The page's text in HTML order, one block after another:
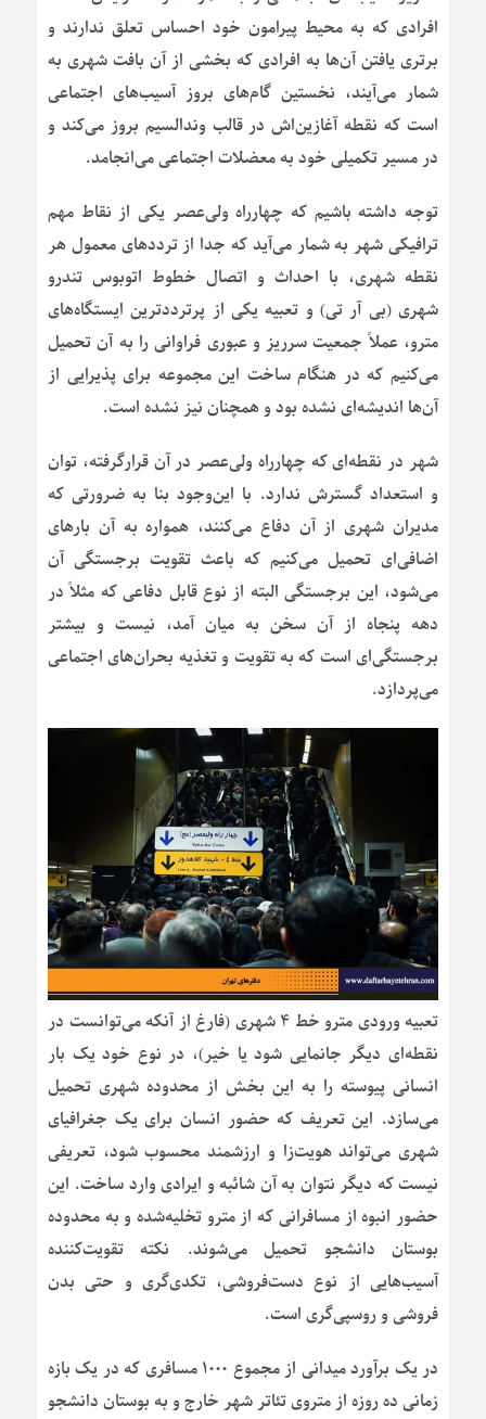
افرادی که به محیط پیرامون خود احساس تعلق ندارند و
برتری یافتن آن‌ها به افرادی که بخشی از آن بافت شهری به
شمار می‌آیند، نخستین گام‌های بروز آسیب‌های اجتماعی
است که نقطه آغازین‌اش در قالب وندالسیم بروز می‌کند و
در مسیر تکمیلی خود به معضلات اجتماعی می‌انجامد.
توجه داشته باشیم که چهارراه ولی‌عصر یکی از نقاط مهم
ترافیکی شهر به شمار می‌آید که جدا از ترددهای معمول هر
نقطه شهری، با احداث و اتصال خطوط اتوبوس تندرو
شهری (بی آر تی) و تعبیه یکی از پرترددترین ایستگاه‌های
مترو، عملاً جمعیت سرریز و عبوری فراوانی را به آن تحمیل
می‌کنیم که در هنگام ساخت این مجموعه برای پذیرایی از
آن‌ها اندیشه‌ای نشده بود و همچنان نیز نشده است.
شهر در نقطه‌ای که چهارراه ولی‌عصر در آن قرارگرفته، توان
و استعداد گسترش ندارد. با این‌وجود بنا به ضرورتی که
مدیران شهری از آن دفاع می‌کنند، همواره به آن بارهای
اضافی‌ای تحمیل می‌کنیم که باعث تقویت برجستگی آن
می‌شود، این برجستگی البته از نوع قابل دفاعی که مثلاً در
دهه پنجاه از آن سخن به میان آمد، نیست و بیشتر
برجستگی‌ای است که به تقویت و تغذیه بحران‌های اجتماعی
می‌پردازد.
تعبیه ورودی مترو خط ۴ شهری (فارغ از آنکه می‌توانست در
نقطه‌ای دیگر جانمایی شود یا خیر)، در نوع خود یک بار
انسانی پیوسته را به این بخش از محدوده شهری تحمیل
می‌سازد. این تعریف که حضور انسان برای یک جغرافیای
شهری می‌تواند هویت‌زا و ارزشمند محسوب شود، تعریفی
نیست که دیگر نتوان به آن شائبه و ایرادی وارد ساخت. این
حضور انبوه از مسافرانی که از مترو تخلیه‌شده و به محدوده
بوستان دانشجو تحمیل می‌شوند. نکته تقویت‌کننده
آسیب‌هایی از نوع دست‌فروشی، تکدی‌گری و حتی بدن
فروشی و روسپی‌گری است.
در یک برآورد میدانی از مجموع ۱۰۰۰ مسافری که در یک بازه
زمانی ده روزه از متروی تئاتر شهر خارج و به بوستان دانشجو